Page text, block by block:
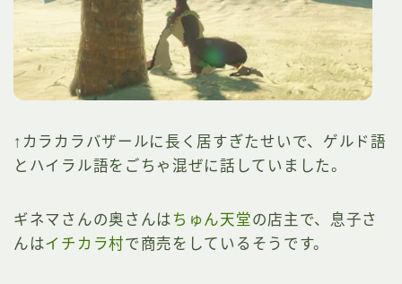
↑カラカラバザールに長く居すぎたせいで、ゲルド語
とハイラル語をごちゃ混ぜに話していました。
ギネマさんの奥さんはちゅん天堂の店主で、息子さ
んはイチカラ村で商売をしているそうです。